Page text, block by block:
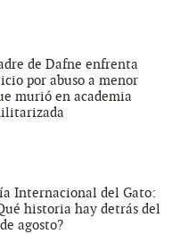
de Dafne enfrenta
por abuso a menor
murió en academia
Internacional del Gato:
historia hay detrás del
agosto?